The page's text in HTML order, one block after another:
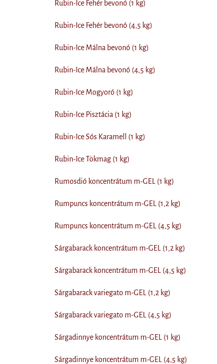
Rubin-Ice Fehér bevonó (1 kg)
Rubin-Ice Fehér bevonó (4,5 kg)
Rubin-Ice Málna bevonó (1 kg)
Rubin-Ice Málna bevonó (4,5 kg)
Rubin-Ice Mogyoró (1 kg)
Rubin-Ice Pisztácia (1 kg)
Rubin-Ice Sós Karamell (1 kg)
Rubin-Ice Tökmag (1 kg)
Rumosdió koncentrátum m-GEL (1 kg)
Rumpuncs koncentrátum m-GEL (1,2 kg)
Rumpuncs koncentrátum m-GEL (4,5 kg)
Sárgabarack koncentrátum m-GEL (1,2 kg)
Sárgabarack koncentrátum m-GEL (4,5 kg)
Sárgabarack variegato m-GEL (1,2 kg)
Sárgabarack variegato m-GEL (4,5 kg)
Sárgadinnye koncentrátum m-GEL (1 kg)
Sárgadinnye koncentrátum m-GEL (4,5 kg)